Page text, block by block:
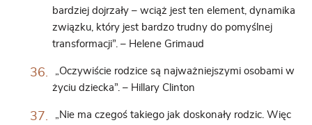
bardziej dojrzały – wciąż jest ten element, dynamika
związku, który jest bardzo trudny do pomyślnej
transformacji”. – Helene Grimaud
„Oczywiście rodzice są najważniejszymi osobami w
życiu dziecka”. – Hillary Clinton
„Nie ma czegoś takiego jak doskonały rodzic. Więc